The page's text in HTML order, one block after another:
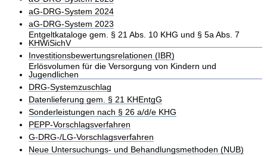
aG-DRG-System 2024
aG-DRG-System 2023
Entgeltkataloge gem. § 21 Abs. 10 KHG und § 5a Abs. 7
KHWiSichV
Investitionsbewertungsrelationen (IBR)
Erlösvolumen für die Versorgung von Kindern und
Jugendlichen
DRG-Systemzuschlag
Datenlieferung gem. § 21 KHEntgG
Sonderleistungen nach § 26 a/d/e KHG
PEPP-Vorschlagsverfahren
G-DRG-/LG-Vorschlagsverfahren
Neue Untersuchungs- und Behandlungsmethoden (NUB)